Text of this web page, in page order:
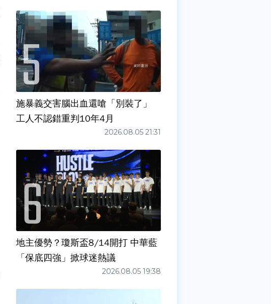
施暴義交害腦出血還嗆「別裝了」
工人不認錯重判10年4月
2026.08.05 21:31
地主優勢？瓊斯盃8/14開打 中華藍
「保底四強」掀球迷熱議
2026.08.05 19:38